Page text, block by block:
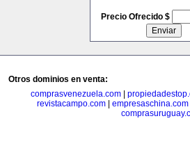
Precio Ofrecido $
Otros dominios en venta:
comprasvenezuela.com
revistacampo.com
empresaschina.com